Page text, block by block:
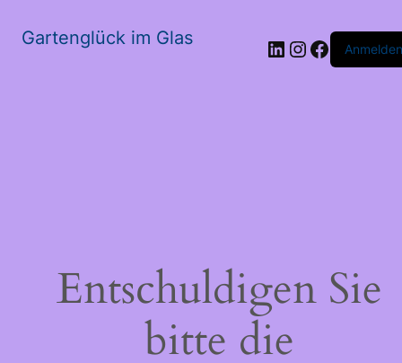
Gartenglück im Glas LinkedIn
Instagram
Anmelden
Entschuldigen Sie
bitte die